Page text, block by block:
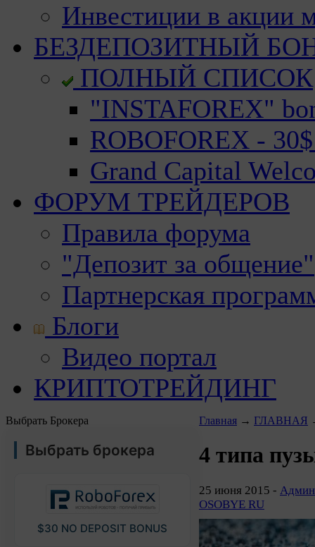
Инвестиции в акции
БЕЗДЕПОЗИТНЫЙ
ПОЛНЫЙ СПИСОК
"INSTAFOREX"
ROBOFOREX -
Grand Capital
ФОРУМ ТРЕЙДЕРОВ
Правила форума
"Депозит за общение"
Партнерская
Блоги
Видео портал
КРИПТОТРЕЙДИНГ
Выбрать Брокера
Выбрать брокера
$30 NO DEPOSIT BONUS
Главная → ГЛАВНАЯ
4 типа
25 июня 2015 -
OSOBYE RU